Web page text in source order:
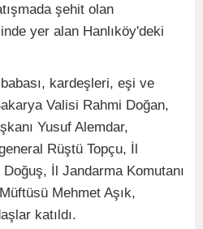
şehit olan
yer alan Hanlıköy'deki
kardeşleri, eşi ve
Valisi Rahmi Doğan,
Yusuf Alemdar,
Rüştü Topçu, İl
İl Jandarma Komutanı
Mehmet Aşık,
katıldı.